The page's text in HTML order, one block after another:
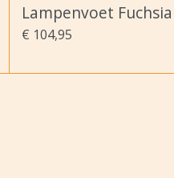
Lampenvoet Fuchsia
€ 104,95